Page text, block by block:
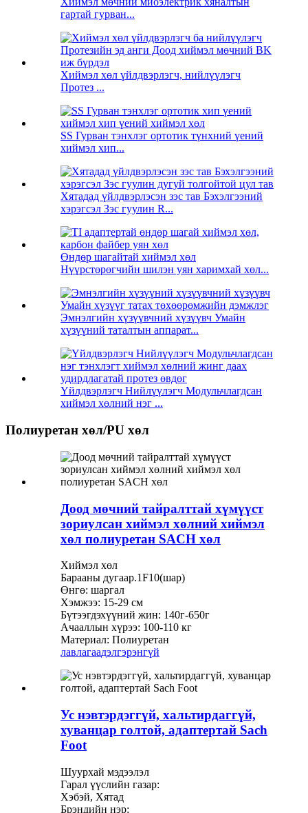
гартай гурван...
Хиймэл хөл үйлдвэрлэгч, нийлүүлэгч
Протез ...
SS Гурван тэнхлэг ортотик түнхний үений
хиймэл хип...
Хятадад үйлдвэрлэсэн зэс тав Бэхэлгээний
хэрэгсэл Зэс гуулин R...
Өндөр шагайтай хиймэл хөл
Нүүрстөрөгчийн шилэн уян харимхай хөл...
Эмнэлгийн хүзүүвчний хүзүүвч Умайн
хүзүүний таталтын аппарат...
Үйлдвэрлэгч Нийлүүлэгч Модульчлагдсан
хиймэл хөлний нэг ...
Полиуретан хөл/PU хөл
Доод мөчний тайралттай хүмүүст
зориулсан хиймэл хөлний хиймэл
хөл полиуретан SACH хөл
Хиймэл хөл
Барааны дугаар.1F10(шар)
Өнгө: шаргал
Хэмжээ: 15-29 см
Бүтээгдэхүүний жин: 140г-650г
Ачааллын хүрээ: 100-110 кг
Материал: Полиуретан
лавлагаадэлгэрэнгүй
Ус нэвтэрдэггүй, хальтирдаггүй,
хуванцар голтой, адаптертай Sach
Foot
Шуурхай мэдээлэл
Гарал үүслийн газар:
Хэбэй, Хятад
Брэндийн нэр: